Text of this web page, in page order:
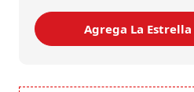
Agrega La